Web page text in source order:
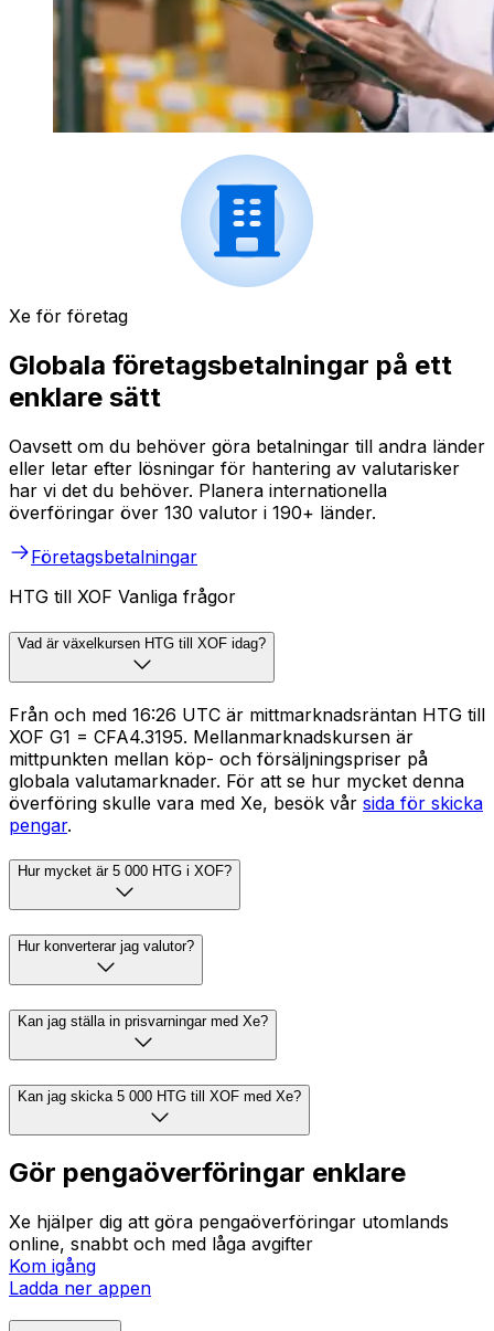
Xe för företag
Globala företagsbetalningar på ett
enklare sätt
Oavsett om du behöver göra betalningar till andra länder
eller letar efter lösningar för hantering av valutarisker
har vi det du behöver. Planera internationella
överföringar över 130 valutor i 190+ länder.
Företagsbetalningar
HTG till XOF Vanliga frågor
Vad är växelkursen HTG till XOF idag?
Från och med 16:26 UTC är mittmarknadsräntan HTG till
XOF G1 = CFA4.3195. Mellanmarknadskursen är
mittpunkten mellan köp- och försäljningspriser på
globala valutamarknader. För att se hur mycket denna
överföring skulle vara med Xe, besök vår sida för skicka
pengar.
Hur mycket är 5 000 HTG i XOF?
Hur konverterar jag valutor?
Kan jag ställa in prisvarningar med Xe?
Kan jag skicka 5 000 HTG till XOF med Xe?
Gör pengaöverföringar enklare
Xe hjälper dig att göra pengaöverföringar utomlands
online, snabbt och med låga avgifter
Kom igång
Ladda ner appen